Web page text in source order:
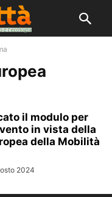
il modulo per
in vista della
della Mobilità
2024